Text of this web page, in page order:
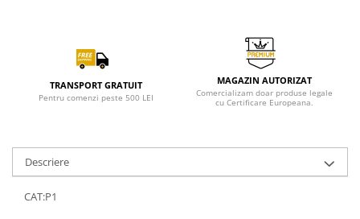
TRANSPORT GRATUIT
Pentru comenzi peste 500 LEI
MAGAZIN AUTORIZAT
Comercializam doar produse legale
cu Certificare Europeana.
Descriere
CAT:P1